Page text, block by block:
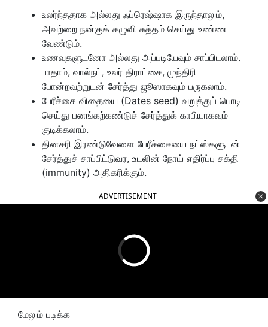
உலர்ந்ததாக அல்லது ஃப்ரெஷ்ஷாக இருந்தாலும்,
அவற்றை நன்குக் கழுவி சுத்தம் செய்து உண்ண
வேண்டும்.
உணவுகளுடனோ அல்லது அப்படியேவும் சாப்பிடலாம்.
பாதாம், வால்நட், உலர் திராட்சை, முந்திரி
போன்றவற்றுடன் சேர்த்து ஜூஸாகவும் பருகலாம்.
பேரீச்சை விதையை (Dates seed) வறுத்துப் பொடி
செய்து பனங்கற்கண்டுச் சேர்த்துக் காபியாகவும்
குடிக்கலாம்.
தினசரி இரண்டுவேளை பேரீச்சையை நட்ஸ்களுடன்
சேர்த்துச் சாப்பிட்டுவர, உடலின் நோய் எதிர்ப்பு சக்தி
(immunity) அதிகரிக்கும்.
ADVERTISEMENT
மேலும் படிக்க